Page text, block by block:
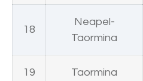
18
Neapel-
Taormina
19 Taormina